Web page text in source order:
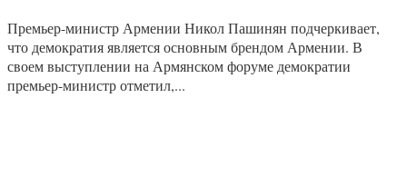
Премьер-министр Армении Никол Пашинян подчеркивает,
что демократия является основным брендом Армении. В
своем выступлении на Армянском форуме демократии
премьер-министр отметил,...